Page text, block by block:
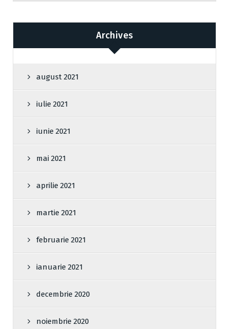
Archives
august 2021
iulie 2021
iunie 2021
mai 2021
aprilie 2021
martie 2021
februarie 2021
ianuarie 2021
decembrie 2020
noiembrie 2020